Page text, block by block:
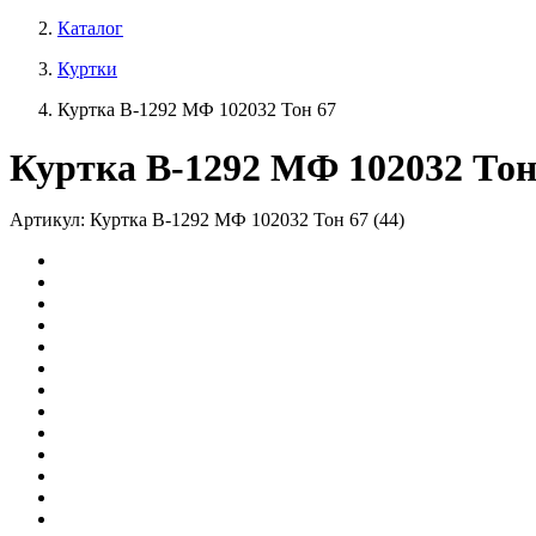
Каталог
Куртки
Куртка В-1292 МФ 102032 Тон 67
Куртка В-1292 МФ 102032
Артикул: Куртка В-1292 МФ 102032 Тон 67 (44)